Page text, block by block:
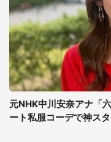
元NHK中川安奈アナ「
ート私服コーデで神ス